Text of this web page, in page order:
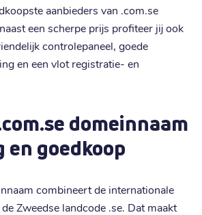
aanbieders van .com.se
een scherpe prijs profiteer jij ook
controlepaneel, goede
en een vlot registratie- en
domeinnaam
en goedkoop
combineert de internationale
Zweedse landcode .se. Dat maakt